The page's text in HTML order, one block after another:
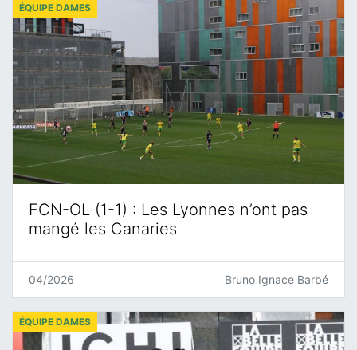
FCN-OL (1-1) : Les Lyonnes n’ont pas
mangé les Canaries
ÉQUIPE DAMES
04/2026 Bruno Ignace Barbé
ÉQUIPE DAMES